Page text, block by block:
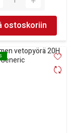
ostoskoriin